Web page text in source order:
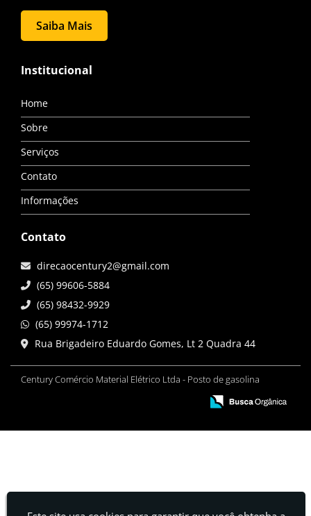
Saiba Mais
Institucional
Home
Sobre
Serviços
Contato
Informações
Contato
direcaocentury2@gmail.com
(65) 99606-5884
(65) 98432-9929
(65) 99974-1712
Rua Brigadeiro Eduardo Gomes, Lt 2 Quadra 44
Century Comércio Material Elétrico Ltda - Posto de gasolina